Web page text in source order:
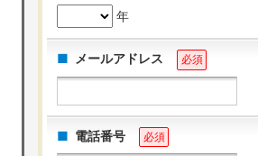
年
メールアドレス 必須
電話番号 必須